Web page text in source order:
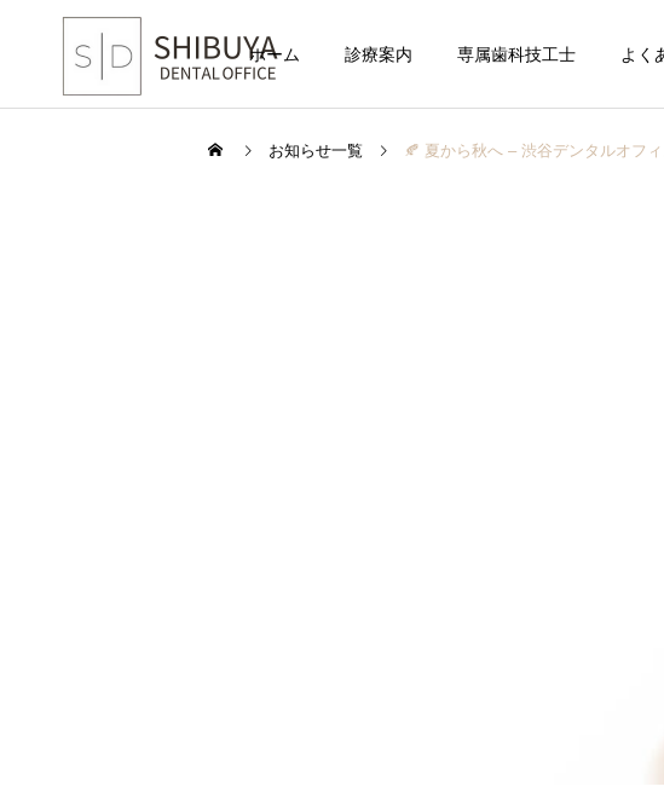
ホーム 診療案内 専属歯科技工士 よく
お知らせ一覧 🍂 夏から秋へ – 渋谷デンタルオフ